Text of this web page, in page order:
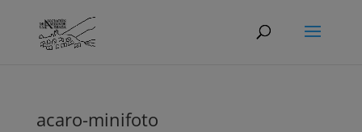
acaro-minifoto